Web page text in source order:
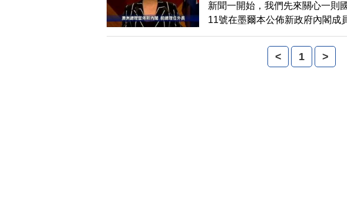
新聞一開始，我們先來關心一則
11號在墨爾本公佈新政府內閣成
長，前外長史密斯改任國防部長
< 1 >